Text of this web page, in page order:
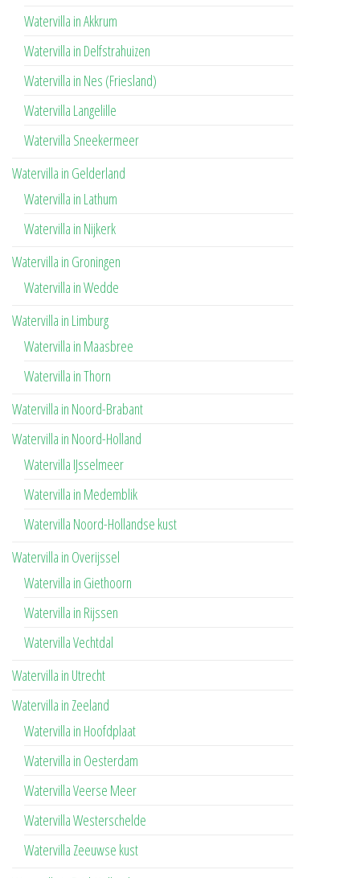
Watervilla in Akkrum
Watervilla in Delfstrahuizen
Watervilla in Nes (Friesland)
Watervilla Langelille
Watervilla Sneekermeer
Watervilla in Gelderland
Watervilla in Lathum
Watervilla in Nijkerk
Watervilla in Groningen
Watervilla in Wedde
Watervilla in Limburg
Watervilla in Maasbree
Watervilla in Thorn
Watervilla in Noord-Brabant
Watervilla in Noord-Holland
Watervilla IJsselmeer
Watervilla in Medemblik
Watervilla Noord-Hollandse kust
Watervilla in Overijssel
Watervilla in Giethoorn
Watervilla in Rijssen
Watervilla Vechtdal
Watervilla in Utrecht
Watervilla in Zeeland
Watervilla in Hoofdplaat
Watervilla in Oesterdam
Watervilla Veerse Meer
Watervilla Westerschelde
Watervilla Zeeuwse kust